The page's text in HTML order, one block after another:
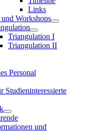
Links
Workshops
Triangulation I
Triangulation II
Personal
Studieninteressierte
und